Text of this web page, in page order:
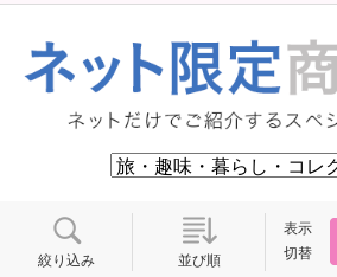
絞り込み 並び順
表示
切替